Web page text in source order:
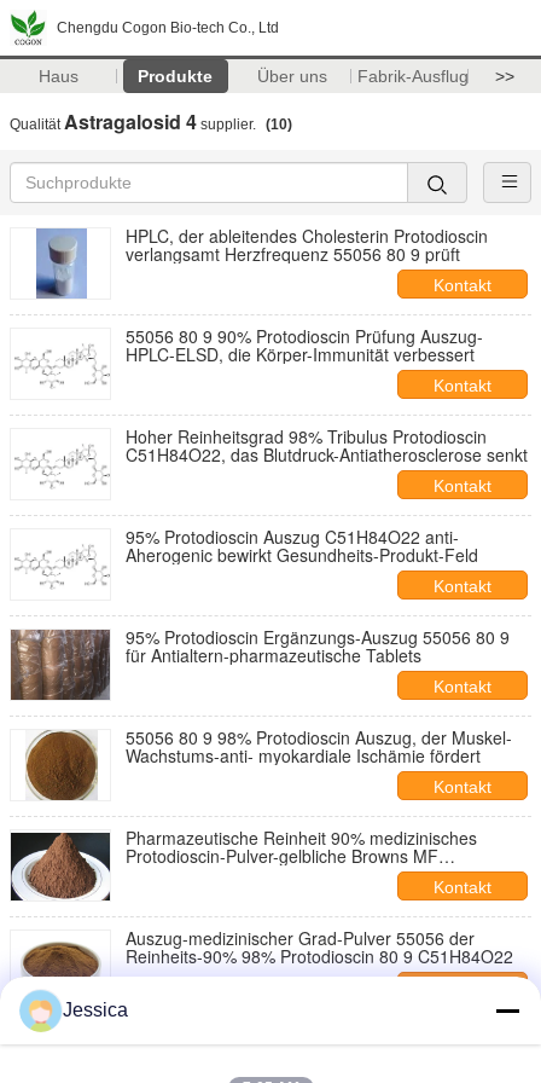
Chengdu Cogon Bio-tech Co., Ltd
Haus Produkte Über uns Fabrik-Ausflug >>
QualitätAstragalosid 4 supplier. (10)
HPLC, der ableitendes Cholesterin Protodioscin
verlangsamt Herzfrequenz 55056 80 9 prüft
Kontakt
55056 80 9 90% Protodioscin Prüfung Auszug-
HPLC-ELSD, die Körper-Immunität verbessert
Kontakt
Hoher Reinheitsgrad 98% Tribulus Protodioscin
C51H84O22, das Blutdruck-Antiatherosclerose senkt
Kontakt
95% Protodioscin Auszug C51H84O22 anti-
Aherogenic bewirkt Gesundheits-Produkt-Feld
Kontakt
95% Protodioscin Ergänzungs-Auszug 55056 80 9
für Antialtern-pharmazeutische Tablets
Kontakt
55056 80 9 98% Protodioscin Auszug, der Muskel-
Wachstums-anti- myokardiale Ischämie fördert
Kontakt
Pharmazeutische Reinheit 90% medizinisches
Protodioscin-Pulver-gelbliche Browns MF
Kontakt
Auszug-medizinischer Grad-Pulver 55056 der
Reinheits-90% 98% Protodioscin 80 9 C51H84O22
95% Protodioscin Pulver-pharmazeutischer Grad
Jessica